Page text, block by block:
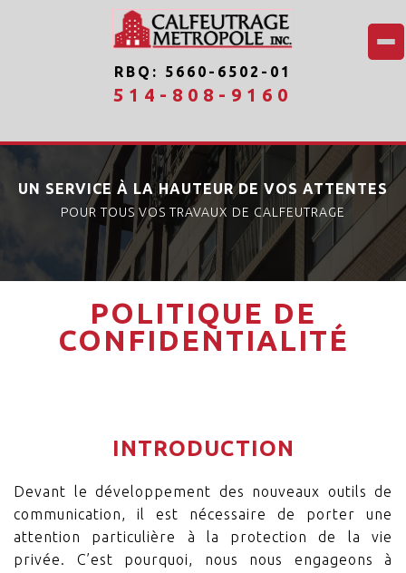
RBQ: 5660-6502-01
514-808-9160
UN SERVICE À LA HAUTEUR DE VOS ATTENTES
POUR TOUS VOS TRAVAUX DE CALFEUTRAGE
POLITIQUE DE
CONFIDENTIALITÉ
INTRODUCTION
Devant le développement des nouveaux outils de
communication, il est nécessaire de porter une
attention particulière à la protection de la vie
privée. C’est pourquoi, nous nous engageons à